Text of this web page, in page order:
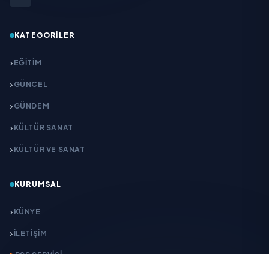
KATEGORILER
EĞITIM
GÜNCEL
GÜNDEM
KÜLTÜR SANAT
KÜLTÜR VE SANAT
KURUMSAL
KÜNYE
İLETIŞIM